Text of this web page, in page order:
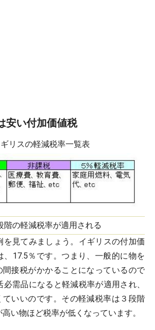
安い付加価値税
リスの軽減税率一覧表
階の軽減税率が適用される
を見てみましょう。イギリスの付加価
、17.5％です。つまり、一般的に物を
間接税がかかることになっているので
需品になると軽減税率が適用され、
ていいのです。その軽減税率は３段階
い物ほど税率が低くなっています。